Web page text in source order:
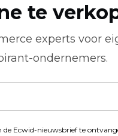
te
experts voor
ondernemers.
de Ecwid-nieuwsbrief te